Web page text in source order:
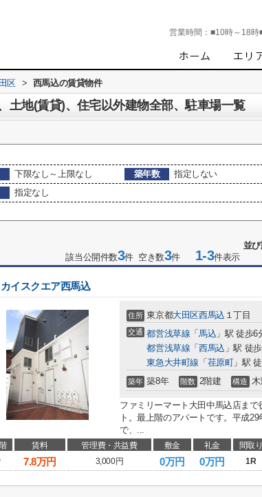
営業時間： ■10時～18時
区 > 西馬込の賃貸物件
土地(賃貸)、住宅以外建物全部、駐車場一覧
下限なし～上限なし 築年数
指定しない
指定なし
並び
該当公開件数3件 空き数3件 1-3件表示
イスクエア西馬込
住所 東京都大田区西馬込 １丁目
交通 都営浅草線 「 馬込 」駅 徒歩6
都営浅草線 「 西馬込 」駅 徒
東急大井町線 「 荏原町」駅
築年 築8年 階数 2階建 構造 木
ファミリーマート大田中馬込店ま
ト。最上階のアパートです。平成
で、...
賃料 管理費・共益費 敷金 礼金 間取り
7.8万円 3,000円 0万円 0万円 1R